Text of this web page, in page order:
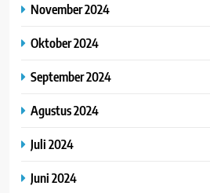
November 2024
Oktober 2024
September 2024
Agustus 2024
Juli 2024
Juni 2024